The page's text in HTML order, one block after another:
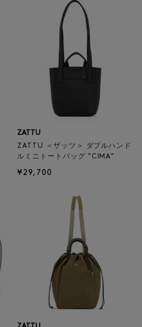
ZATTU
ZATTU ＜ザッツ＞ ダブルハンド
ルミニトートバッグ "CIMA"
¥29,700